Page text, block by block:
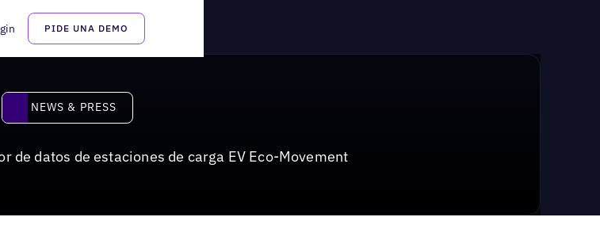
PIDE UNA DEMO
carga EV Eco-Movement
News & Press
NEWS & PRESS
de datos de estaciones de carga EV Eco-Movement